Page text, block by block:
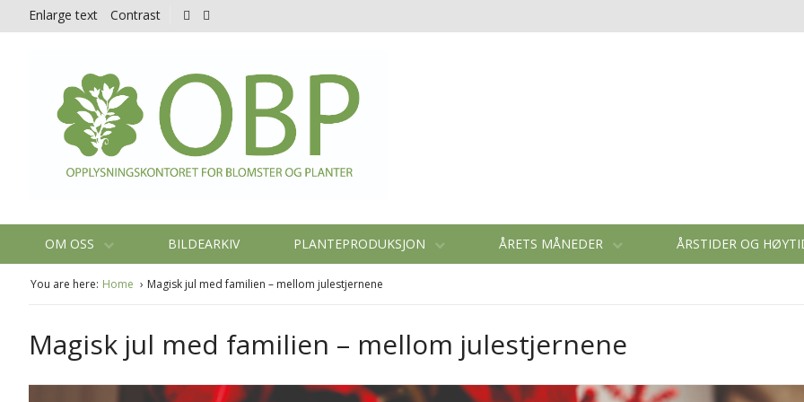
Enlarge text Contrast
OM OSS BILDEARKIV PLANTEPRODUKSJON ÅRETS MÅNEDER ÅRSTIDER OG
You are here: Home Magisk jul med familien – mellom julestjernene
Magisk jul med familien – mellom julestjernene